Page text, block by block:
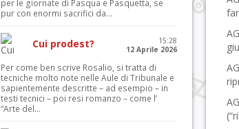
per le giornate di Pasqua e Pasquetta, se
pur con enormi sacrifici da...
Cui prodest?
15:28
12 Aprile 2026
Per come ben scrive Rosalio, si tratta di
tecniche molto note nelle Aule di Tribunale e
sapientemente descritte – ad esempio – in
testi tecnici – poi resi romanzo – come l’
“Arte del...